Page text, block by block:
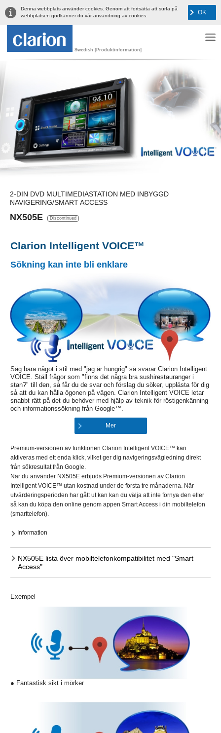
Denna webbplats använder cookies. Genom att fortsätta att surfa på
webbplatsen godkänner du vår användning av cookies.
OK
Swedish [Produktinformation]
2-DIN DVD MULTIMEDIASTATION MED INBYGGD
NAVIGERING/SMART ACCESS
NX505E Discontinued
Clarion Intelligent VOICE™
Sökning kan inte bli enklare
Säg bara något i stil med "jag är hungrig" så svarar Clarion Intelligent
VOICE. Ställ frågor som "finns det några bra sushirestauranger i
stan?" till den, så får du de svar och förslag du söker, upplästa för dig
så att du kan hålla ögonen på vägen. Clarion Intelligent VOICE letar
snabbt rätt på det du behöver med hjälp av teknik för röstigenkänning
och informationssökning från Google™.
Mer
Premium-versionen av funktionen Clarion Intelligent VOICE™ kan
aktiveras med ett enda klick, vilket ger dig navigeringsvägledning direkt
från sökresultat från Google.
När du använder NX505E erbjuds Premium-versionen av Clarion
Intelligent VOICE™ utan kostnad under de första tre månaderna. När
utvärderingsperioden har gått ut kan kan du välja att inte förnya den eller
så kan du köpa den online genom appen Smart Access i din mobiltelefon
(smarttelefon).
Information
NX505E lista över mobiltelefonkompatibilitet med "Smart
Access"
Exempel
● Fantastisk sikt i mörker